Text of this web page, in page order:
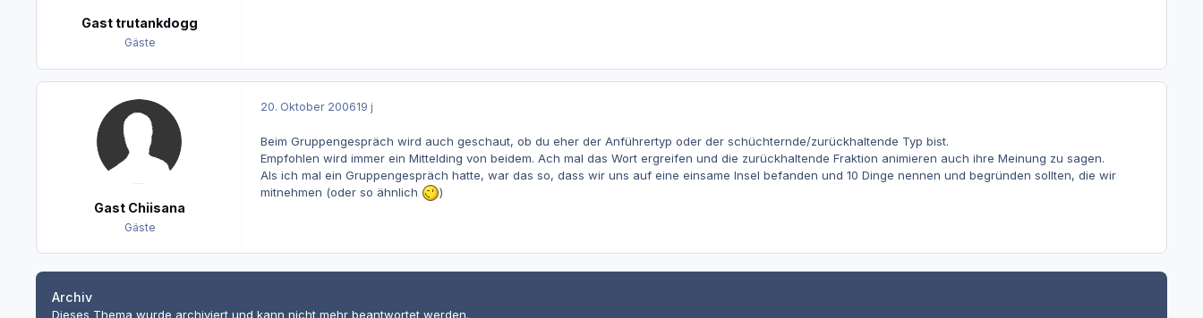
Gast trutankdogg
Gäste
Gast Chiisana
Gäste
20. Oktober 200619 j
Beim Gruppengespräch wird auch geschaut, ob du eher der Anführertyp oder der schüchternde/zurückhaltende Typ bist.
Empfohlen wird immer ein Mittelding von beidem. Ach mal das Wort ergreifen und die zurückhaltende Fraktion animieren auch ihre Meinung zu sagen.
Als ich mal ein Gruppengespräch hatte, war das so, dass wir uns auf eine einsame Insel befanden und 10 Dinge nennen und begründen sollten, die wir
mitnehmen (oder so ähnlich
)
Archiv
Dieses Thema wurde archiviert und kann nicht mehr beantwortet werden.